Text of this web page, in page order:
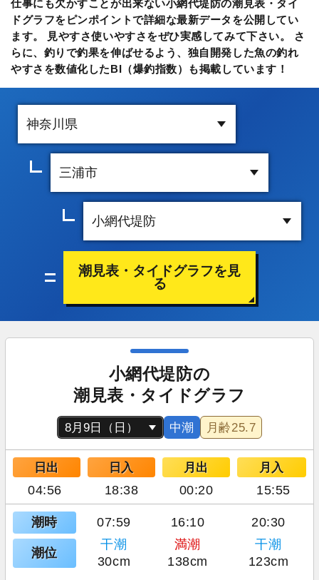
仕事にも欠かすことが出来ない小網代堤防の潮見表・タイ
ドグラフをピンポイントで詳細な最新データを公開してい
ます。 見やすさ使いやすさをぜひ実感してみて下さい。 さ
らに、釣りで釣果を伸ばせるよう、独自開発した魚の釣れ
やすさを数値化したBI（爆釣指数）も掲載しています！
潮見表・タイドグラフを見
る
小網代堤防の
潮見表・タイドグラフ
中潮 月齢25.7
日出 日入 月出 月入
04:56 18:38 00:20 15:55
潮時 07:59 16:10 20:30
潮位
干潮 満潮
干潮
30cm
138cm 123cm